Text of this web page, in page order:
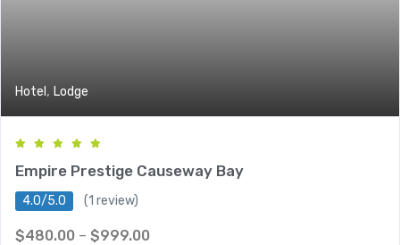
Hotel , Lodge
Empire Prestige Causeway Bay
4.0/5.0 (1 review)
$480.00 – $999.00